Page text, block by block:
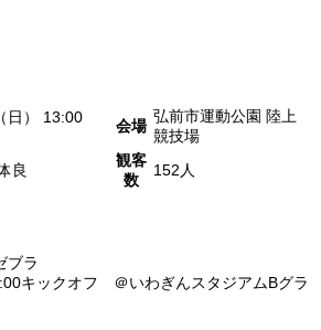
日） 13:00
会場
弘前市運動公園 陸上
競技場
良
観客
数
152人
ブラ
キックオフ ＠いわぎんスタジアムBグラ